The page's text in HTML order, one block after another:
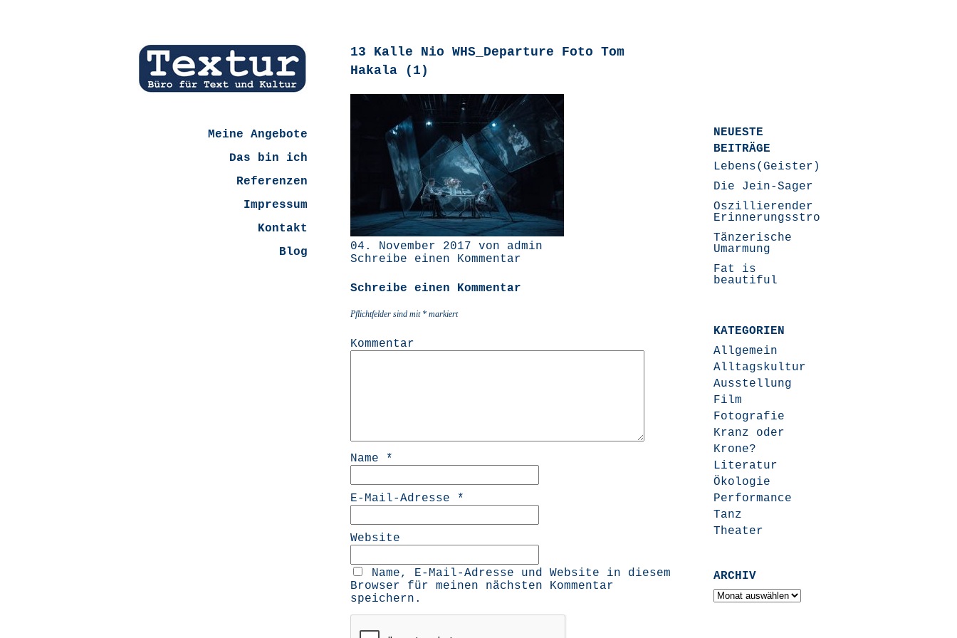
Meine Angebote
Das bin ich
Referenzen
Impressum
Kontakt
Blog
13 Kalle Nio WHS_Departure Foto Tom
Hakala (1)
04. November 2017 von admin
Schreibe einen Kommentar
Schreibe einen Kommentar
Pflichtfelder sind mit * markiert
Kommentar
Name *
E-Mail-Adresse *
Website
Name, E-Mail-Adresse und Website in diesem
Browser für meinen nächsten Kommentar
speichern.
NEUESTE
BEITRÄGE
Lebens(Geister)Geschichten
Die Jein-Sager
Oszillierender
Erinnerungsstrom
Tänzerische
Umarmung
Fat is
beautiful
KATEGORIEN
Allgemein
Alltagskultur
Ausstellung
Film
Fotografie
Kranz oder
Krone?
Literatur
Ökologie
Performance
Tanz
Theater
ARCHIV
Archiv